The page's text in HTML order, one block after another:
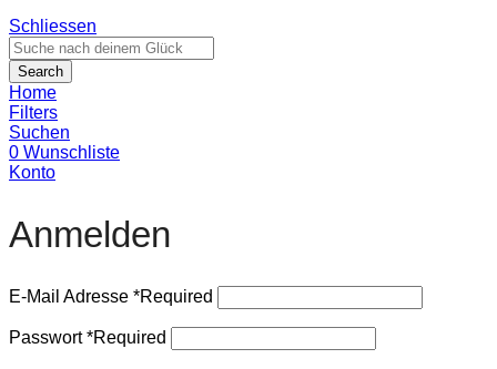
Schliessen
Search
Home
Filters
Suchen
0 Wunschliste
Konto
Anmelden
E-Mail Adresse *Required
Passwort*Required